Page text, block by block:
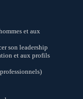
et aux
son leadership
et aux profils